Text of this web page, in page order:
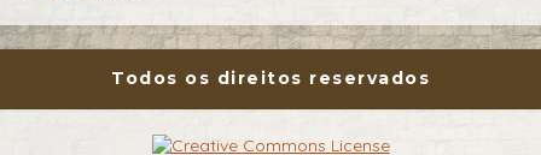
Todos os direitos reservados